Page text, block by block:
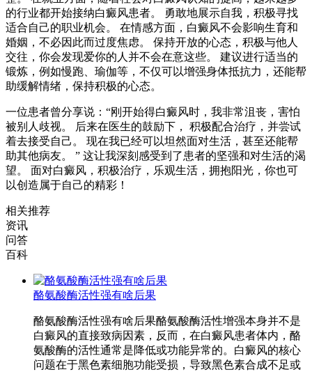
的行业都开始接纳白癜风患者。 勇敢地展示自我，积极寻找
适合自己的职业机会。 在情感方面，白癜风不会影响生育和
婚姻，不必因此而过度焦虑。 保持开放的心态，积极与他人
交往，你会发现爱你的人并不会在意这些。 建议进行适当的
锻炼，例如慢跑、瑜伽等，不仅可以增强身体抵抗力，还能帮
助缓解情绪，保持积极的心态。
一位患者曾分享说：“刚开始得白癜风时，我非常沮丧，害怕
被别人歧视。 后来在医生的鼓励下， 积极配合治疗，并尝试
着去接受自己。 现在我已经可以坦然面对生活，甚至还能帮
助其他病友。 ” 这让我深刻感受到了患者的坚强和对生活的渴
望。 面对白癜风，积极治疗，乐观生活，拥抱阳光，你也可
以创造属于自己的精彩！
相关推荐
资讯
问答
百科
酪氨酸酶活性强有啥后果
酪氨酸酶活性强有啥后果酪氨酸酶活性增强本身并不是
白癜风的直接致病因素，反而，在白癜风患者体内，酪
氨酸酶的活性通常是降低或功能异常的。白癜风的核心
问题在于黑色素细胞功能受损，导致黑色素合成不足或